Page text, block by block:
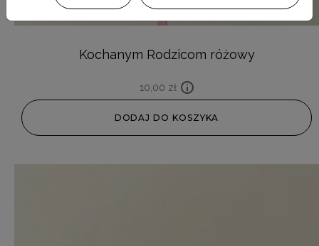
Kochanym Rodzicom różowy
10,00 zł
DODAJ DO KOSZYKA